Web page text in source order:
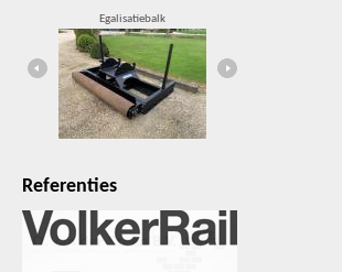
Egalisatiebalk
Referenties